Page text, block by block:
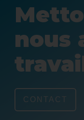
nous
CONTACT